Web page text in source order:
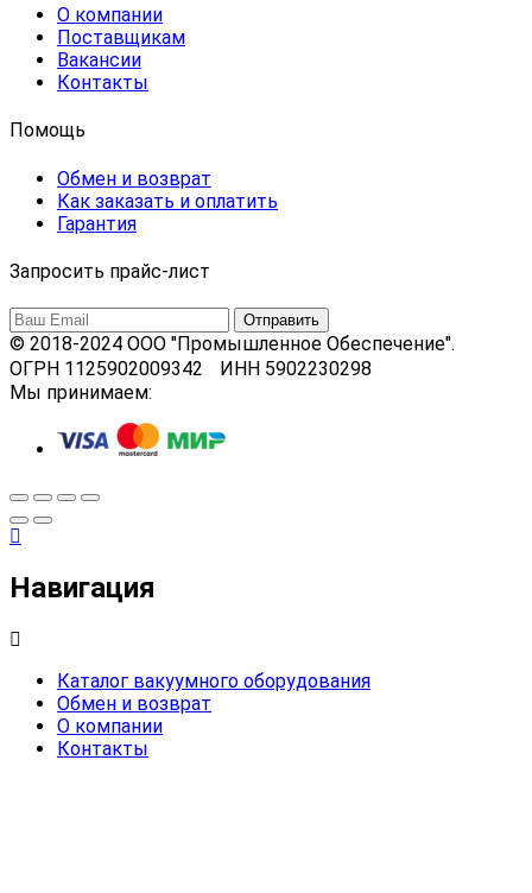
О компании
Поставщикам
Вакансии
Контакты
Помощь
Обмен и возврат
Как заказать и оплатить
Гарантия
Запросить прайс-лист
© 2018-2024 ООО "Промышленное Обеспечение".
ОГРН 1125902009342 ИНН 5902230298
Мы принимаем:
Навигация
Каталог вакуумного оборудования
Обмен и возврат
О компании
Контакты